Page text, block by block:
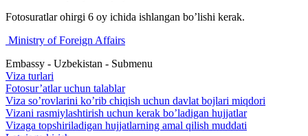
Fotosuratlar ohirgi 6 oy ichida ishlangan bo’lishi kerak.
Ministry of Foreign Affairs
Embassy - Uzbekistan - Submenu
Viza turlari
Fotosur’atlar uchun talablar
Viza so’rovlarini ko’rib chiqish uchun davlat bojlari miqdori
Vizani rasmiylashtirish uchun kerak bo’ladigan hujjatlar
Vizaga topshiriladigan hujjatlarning amal qilish muddati